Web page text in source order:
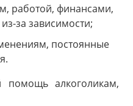
работой, финансами,
за зависимости;
постоянные
помощь алкоголикам,